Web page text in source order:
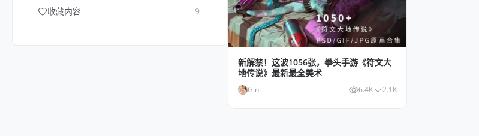
图标
收藏内容 9
新解禁！这波1056张，拳头手游《符文大
地传说》最新最全美术
Gin 6.4K 2.1K